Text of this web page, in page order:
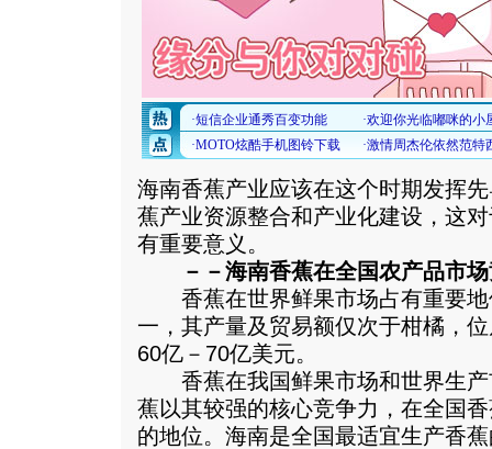
海南香蕉产业应该在这个时期发挥
蕉产业资源整合和产业化建设，这
有重要意义。
－－海南香蕉在全国农产品市
香蕉在世界鲜果市场占有重要地
一，其产量及贸易额仅次于柑橘，
60亿－70亿美元。
香蕉在我国鲜果市场和世界生产
蕉以其较强的核心竞争力，在全国
的地位。海南是全国最适宜生产香